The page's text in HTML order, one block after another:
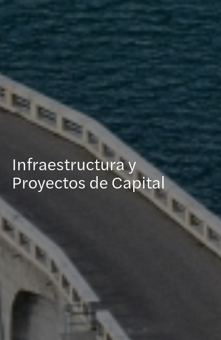
Infraestructura y
Proyectos de Capital